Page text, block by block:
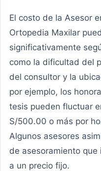
El costo de la Asesor
Ortopedia Maxilar
significativamente
como la dificultad del
del consultor y la
por ejemplo, los
tesis pueden fluctuar
S/500.00 o más por
Algunos asesores
de asesoramiento que
a un precio fijo.